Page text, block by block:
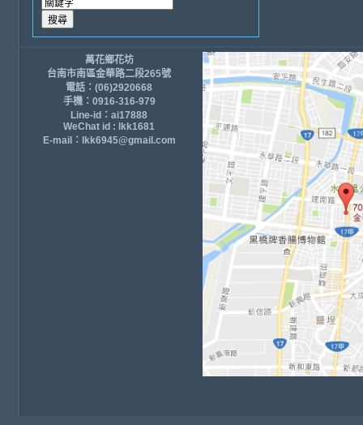
萬花鄉花坊
台南市南區金華路二段265號
電話：(06)2920668
手機：0916-316-979
Line-id：ai17888
WeChat id : lkk1681
E-mail：lkk6945@gmail.com